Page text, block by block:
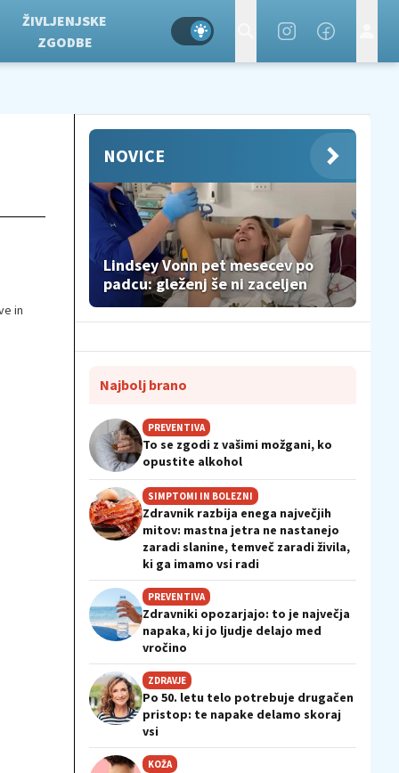
ŽIVLJENJSKE
ZGODBE
in
NOVICE
Lindsey Vonn pet mesecev po
padcu: gleženj še ni zaceljen
Najbolj brano
PREVENTIVA
To se zgodi z vašimi možgani, ko
opustite alkohol
SIMPTOMI IN BOLEZNI
Zdravnik razbija enega največjih
mitov: mastna jetra ne nastanejo
zaradi slanine, temveč zaradi živila,
ki ga imamo vsi radi
PREVENTIVA
Zdravniki opozarjajo: to je največja
napaka, ki jo ljudje delajo med
vročino
ZDRAVJE
Po 50. letu telo potrebuje drugačen
pristop: te napake delamo skoraj
vsi
KOŽA